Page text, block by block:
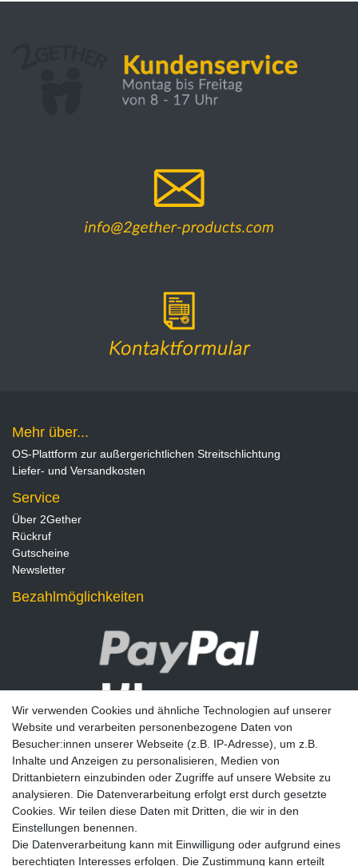
Mehr über...
OS-Plattform zur außergerichtlichen Streitschlichtung
Liefer- und Versandkosten
Service
Über 2Gether
Rückruf
Gutscheine
Newsletter
Bezahlmöglichkeiten
Newsletter
E-MAIL **
Wir verwenden Cookies und ähnliche Technologien auf unserer
Website und verarbeiten personenbezogene Daten von
Besucher:innen unserer Webseite (z.B. IP-Adresse), um z.B.
Inhalte und Anzeigen zu personalisieren, Medien von
Drittanbietern einzubinden oder Zugriffe auf unsere Website zu
analysieren. Die Datenverarbeitung erfolgt erst durch gesetzte
Cookies. Wir teilen diese Daten mit Dritten, die wir in den
Einstellungen benennen.
Die Datenverarbeitung kann mit Einwilligung oder aufgrund eines
berechtigten Interesses erfolgen. Die Zustimmung kann erteilt